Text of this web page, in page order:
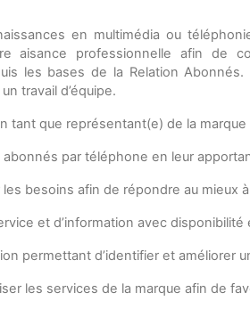
en multimédia ou
aisance professionnelle afin de
les bases de la Relation
travail d’équipe.
tant que représentant(e) de la marque
par téléphone en leur
besoins afin de répondre au mieux
et d’information avec
permettant d’identifier et améliorer
les services de la marque afin de